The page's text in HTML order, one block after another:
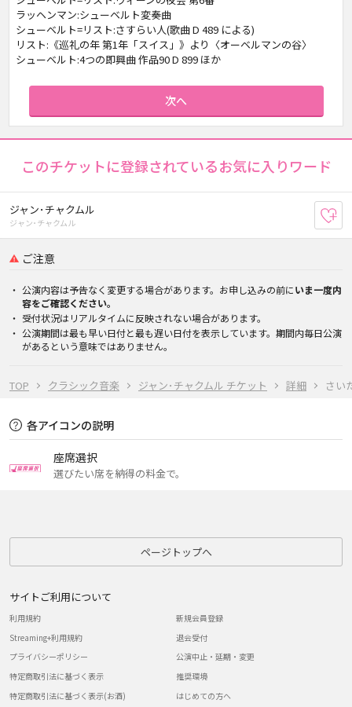
TOP クラシック音楽 ジャン･チャクムル チケット 詳細 さい
ラッヘンマン:シューベルト変奏曲
シューベルト=リスト:さすらい人(歌曲 D 489 による)
リスト:《巡礼の年 第1年「スイス」》より〈オーベルマンの谷〉
シューベルト:4つの即興曲 作品90 D 899 ほか
次へ
このチケットに登録されているお気に入りワード
ジャン･チャクムル
ジャン･チャクムル
ご注意
公演内容は予告なく変更する場合があります。お申し込みの前にいま一度内
容をご確認ください。
受付状況はリアルタイムに反映されない場合があります。
公演期間は最も早い日付と最も遅い日付を表示しています。期間内毎日公演
があるという意味ではありません。
各アイコンの説明
座席選択
選びたい席を納得の料金で。
ページトップへ
サイトご利用について
利用規約
Streaming+利用規約
プライバシーポリシー
特定商取引法に基づく表示
特定商取引法に基づく表示(お酒)
新規会員登録
退会受付
公演中止・延期・変更
推奨環境
はじめての方へ